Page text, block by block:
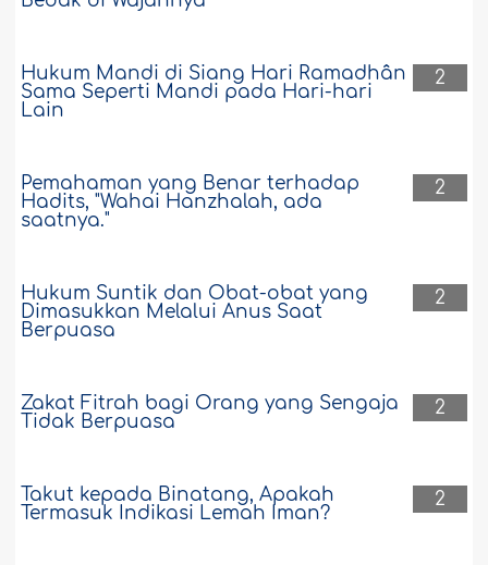
2
Hukum Mandi di Siang Hari Ramadhân
Sama Seperti Mandi pada Hari-hari
Lain
2
Pemahaman yang Benar terhadap
Hadits, "Wahai Hanzhalah, ada
saatnya."
2
Hukum Suntik dan Obat-obat yang
Dimasukkan Melalui Anus Saat
Berpuasa
2
Zakat Fitrah bagi Orang yang Sengaja
Tidak Berpuasa
2
Takut kepada Binatang, Apakah
Termasuk Indikasi Lemah Iman?